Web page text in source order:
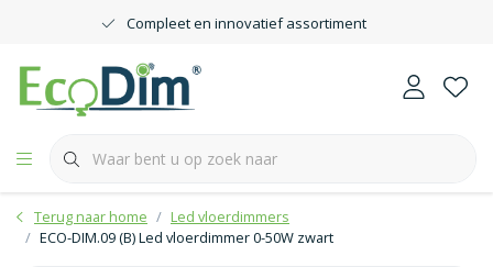
Compleet en innovatief assortiment
Terug naar home
Led vloerdimmers
ECO-DIM.09 (B) Led vloerdimmer 0-50W zwart